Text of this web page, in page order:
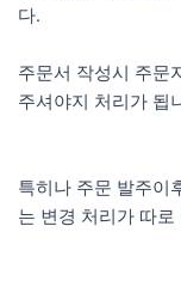
다.
주문서 작성시 주문
주셔야지 처리가 됩
특히나 주문 발주이
는 변경 처리가 따로